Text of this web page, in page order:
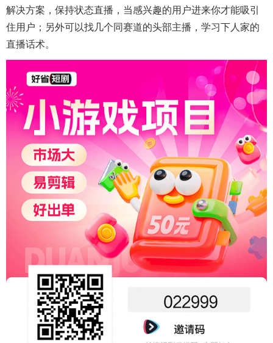
解决方案，保持状态直播，当感兴趣的用户进来你才能吸引
住用户；另外可以找几个同赛道的头部主播，学习下人家的
直播话术。